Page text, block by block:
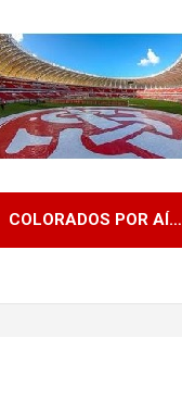
COLORADOS POR AÍ…